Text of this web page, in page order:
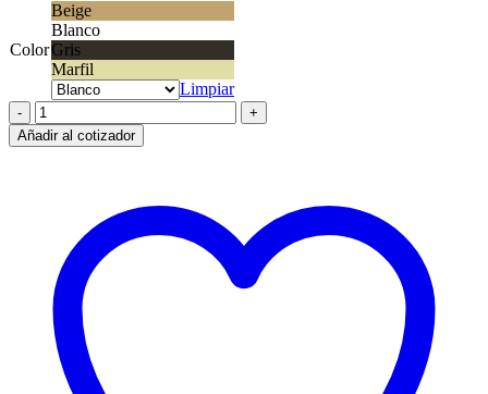
Color
Beige
Blanco
Gris
Marfil
Limpiar
Módulo
Reggio
Combinación
cantidad
Añadir al cotizador